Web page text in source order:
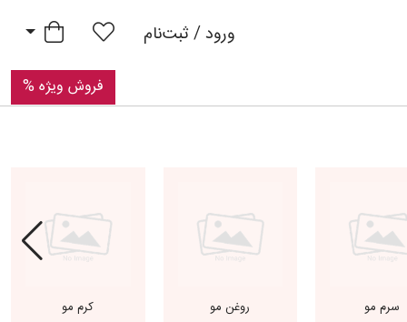
ورود / ثبت‌نام سبد خرید
فروش ویژه %
سرم مو روغن مو کرم مو